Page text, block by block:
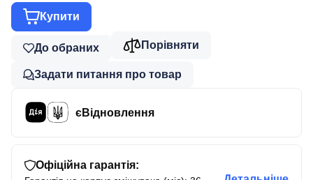
Купити
До обраних Порівняти
Задати питання про товар
єВідновлення
Офіційна гарантія: